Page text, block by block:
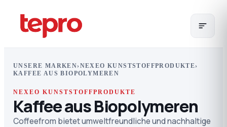
UNSERE MARKEN›NEXEO KUNSTSTOFFPRODUKTE›
KAFFEE AUS BIOPOLYMEREN
NEXEO KUNSTSTOFFPRODUKTE
Kaffee aus Biopolymeren
Coffeefrom bietet umweltfreundliche und nachhaltige